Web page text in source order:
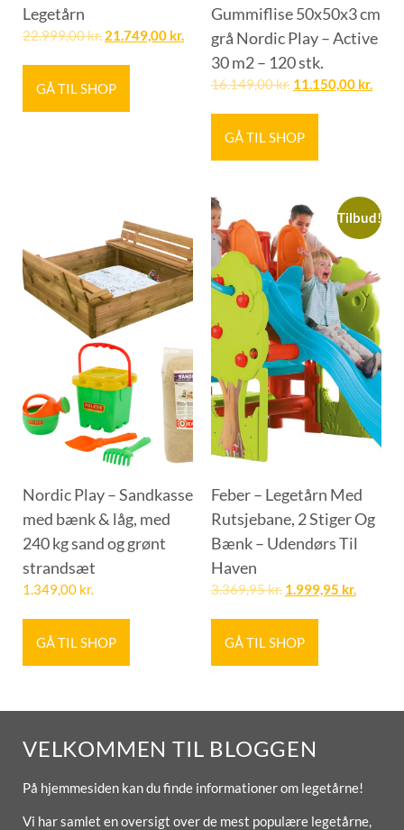
Legetårn
22.999,00kr. 21.749,00 kr.
GÅ TIL SHOP
Gummiflise 50x50x3 cm
grå Nordic Play – Active
30 m2 – 120 stk.
16.149,00kr. 11.150,00 kr.
GÅ TIL SHOP
Nordic Play – Sandkasse
med bænk & låg, med
240 kg sand og grønt
strandsæt
1.349,00 kr.
GÅ TIL SHOP
Tilbud!
Feber – Legetårn Med
Rutsjebane, 2 Stiger Og
Bænk – Udendørs Til
Haven
3.369,95kr. 1.999,95 kr.
GÅ TIL SHOP
VELKOMMEN TIL BLOGGEN
På hjemmesiden kan du finde informationer om legetårne!
Vi har samlet en oversigt over de mest populære legetårne,